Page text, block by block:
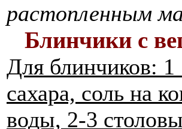
растопленным
Блинчики с
Для блинчиков: 1
сахара, соль на
воды, 2-3